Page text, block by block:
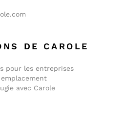
DE CAROLE
pour les entreprises
avec Carole